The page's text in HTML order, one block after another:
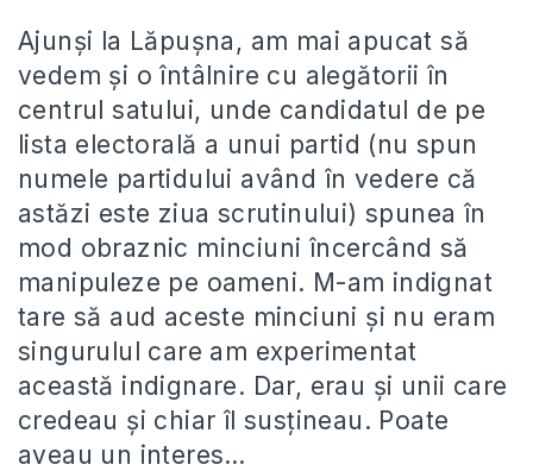
Ajunşi la Lăpuşna, am mai apucat să
vedem şi o întâlnire cu alegătorii în
centrul satului, unde candidatul de pe
lista electorală a unui partid (nu spun
numele partidului având în vedere că
astăzi este ziua scrutinului) spunea în
mod obraznic minciuni încercând să
manipuleze pe oameni. M-am indignat
tare să aud aceste minciuni şi nu eram
singurulul care am experimentat
această indignare. Dar, erau şi unii care
credeau şi chiar îl susţineau. Poate
aveau un interes…